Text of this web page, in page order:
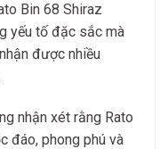
Bin 68 Shiraz
yếu tố đặc sắc mà
được nhiều
nhận xét rằng Rato
đáo, phong phú và